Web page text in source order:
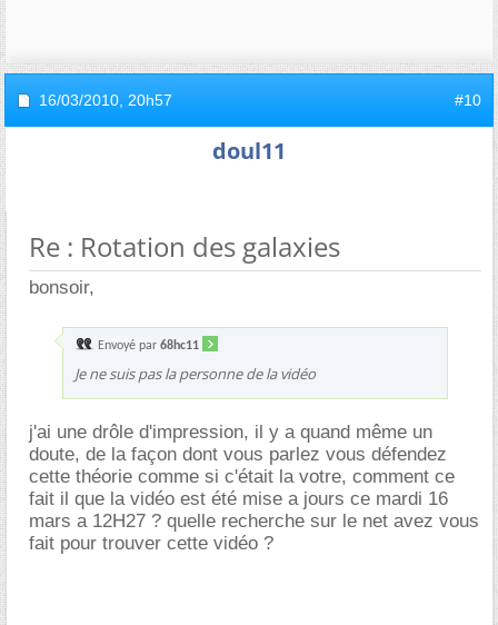
16/03/2010, 20h57 #10
doul11
Re : Rotation des galaxies
bonsoir,
Envoyé par 68hc11
Je ne suis pas la personne de la vidéo
j'ai une drôle d'impression, il y a quand même un
doute, de la façon dont vous parlez vous défendez
cette théorie comme si c'était la votre, comment ce
fait il que la vidéo est été mise a jours ce mardi 16
mars a 12H27 ? quelle recherche sur le net avez vous
fait pour trouver cette vidéo ?